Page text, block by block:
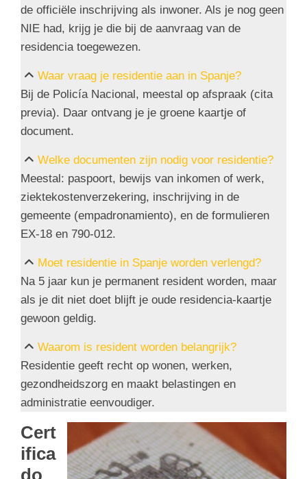
de officiële inschrijving als inwoner. Als je nog geen
NIE had, krijg je die bij de aanvraag van de
residencia toegewezen.
Waar vraag je residentie aan in Spanje?
Bij de Policía Nacional, meestal op afspraak (cita
previa). Daar ontvang je je groene kaartje of
document.
Welke documenten zijn nodig voor residentie?
Meestal: paspoort, bewijs van inkomen of werk,
ziektekostenverzekering, inschrijving in de
gemeente (empadronamiento), en de formulieren
EX-18 en 790-012.
Moet residentie in Spanje worden verlengd?
Na 5 jaar kun je permanent resident worden, maar
als je dit niet doet blijft je oude residencia-kaartje
gewoon geldig.
Waarom is resident worden belangrijk?
Residentie geeft recht op wonen, werken,
gezondheidszorg en maakt belastingen en
administratie eenvoudiger.
Cert
ifica
do